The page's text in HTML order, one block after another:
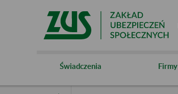
Świadczenia Firmy